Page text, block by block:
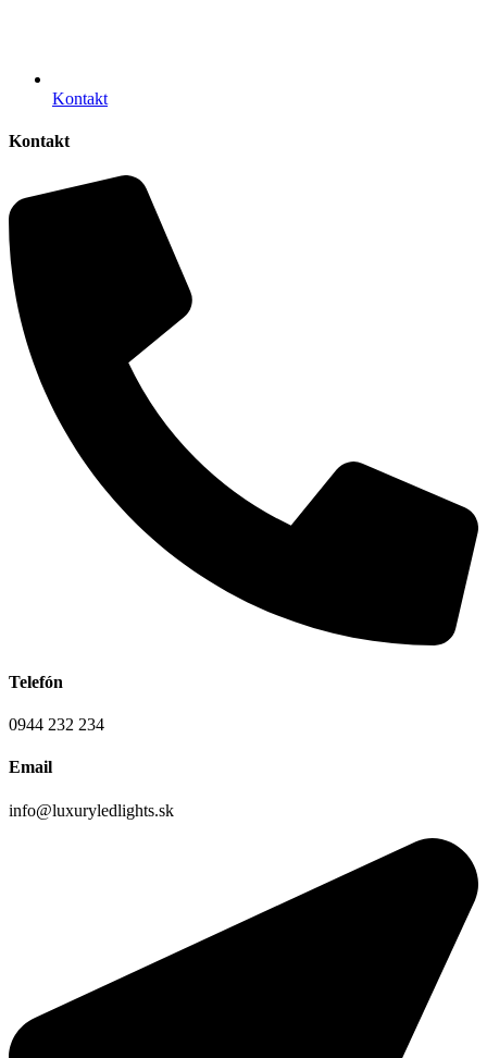
Kontakt
Kontakt
Telefón
0944 232 234
Email
info@luxuryledlights.sk